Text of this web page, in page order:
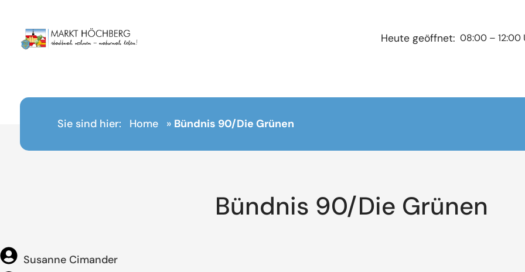
Heute geöffnet: 08:00 – 12:00
Sie sind hier: Home » Bündnis 90/Die Grünen
Bündnis 90/Die Grünen
Susanne Cimander